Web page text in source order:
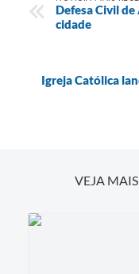
Defesa Civil
cidade
Igreja Católica
VEJA